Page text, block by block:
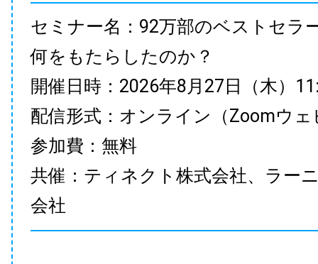
セミナー名：92万部のベストセラ
何をもたらしたのか？
開催日時：2026年8月27日（木）
配信形式：オンライン（Zoomウェ
参加費：無料
共催：ティネクト株式会社、ラー
会社